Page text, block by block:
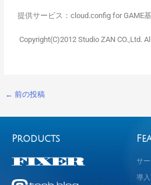
提供サービス：cloud.config for GAME
Copyright(C)2012 Studio ZAN CO.,Ltd.
← 前の投稿
Products
サ
導